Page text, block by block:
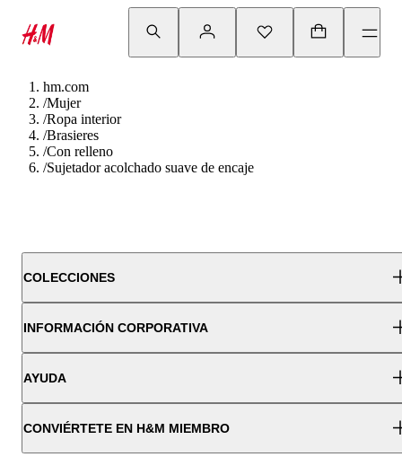
hm.com
/Mujer
/Ropa interior
/Brasieres
/Con relleno
/Sujetador acolchado suave de encaje
COLECCIONES
INFORMACIÓN CORPORATIVA
AYUDA
CONVIÉRTETE EN H&M MIEMBRO